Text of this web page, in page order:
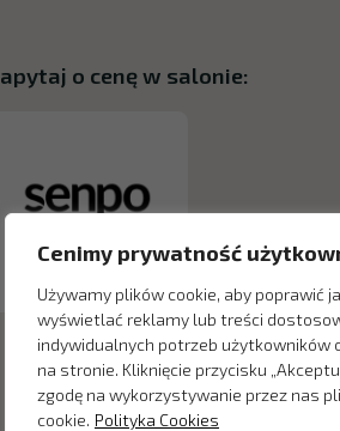
Cenimy prywatność
Używamy plików cookie, aby poprawić
wyświetlać reklamy lub treści
indywidualnych potrzeb użytkowników
na stronie. Kliknięcie przycisku
zgodę na wykorzystywanie przez nas
cookie. Polityka Cookies
o cenę w salonie: